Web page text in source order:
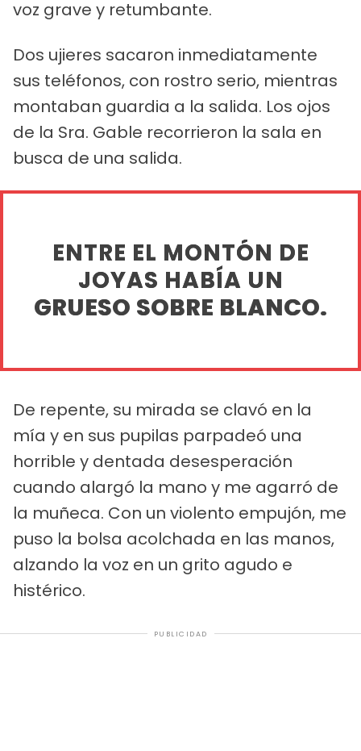
voz grave y retumbante.
Dos ujieres sacaron inmediatamente
sus teléfonos, con rostro serio, mientras
montaban guardia a la salida. Los ojos
de la Sra. Gable recorrieron la sala en
busca de una salida.
ENTRE EL MONTÓN DE
JOYAS HABÍA UN
GRUESO SOBRE BLANCO.
De repente, su mirada se clavó en la
mía y en sus pupilas parpadeó una
horrible y dentada desesperación
cuando alargó la mano y me agarró de
la muñeca. Con un violento empujón, me
puso la bolsa acolchada en las manos,
alzando la voz en un grito agudo e
histérico.
PUBLICIDAD